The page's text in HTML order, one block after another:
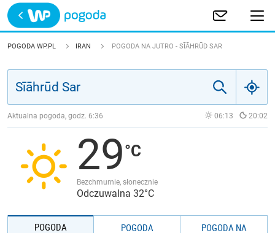
Trwa ładowanie
POLSKA
JAKOŚĆ POWIETRZA
POGODA WP.PL IRAN POGODA NA JUTRO - SĪĀHRŪD SAR
Aktualna pogoda, godz. 6:36 06:13 20:02
29
Bezchmurnie, słonecznie
Odczuwalna 32°C
POGODA
POGODA
POGODA NA